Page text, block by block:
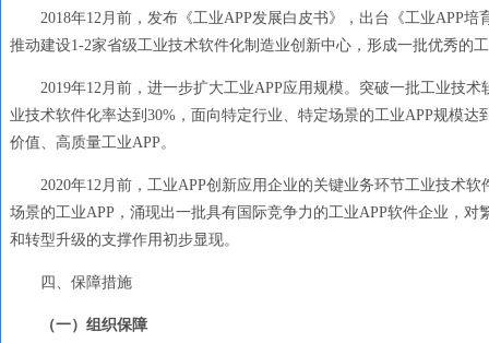
2018年12月前，发布《工业APP发展白皮书》，出台《工业APP
推动建设1-2家省级工业技术软件化制造业创新中心，形成一批优秀的
2019年12月前，进一步扩大工业APP应用规模。突破一批工业技
业技术软件化率达到 30%，面向特定行业、特定场景的工业APP规模达
价值、高质量工业APP。
2020年12月前，工业APP创新应用企业的关键业务环节工业技术软
场景的工业APP，涌现出一批具有国际竞争力的工业APP软件企业，
和转型升级的支撑作用初步显现。
四、保障措施
（一）组织保障